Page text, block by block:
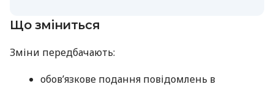
Що зміниться
Зміни передбачають:
обов’язкове подання повідомлень в